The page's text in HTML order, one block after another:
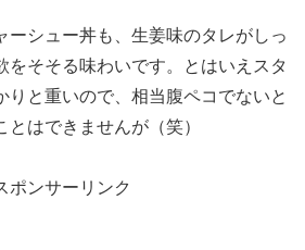
ーシュー丼も、生姜味のタレがしっ
をそそる味わいです。とはいえスタ
りと重いので、相当腹ペコでないと
はできませんが（笑）
ポンサーリンク